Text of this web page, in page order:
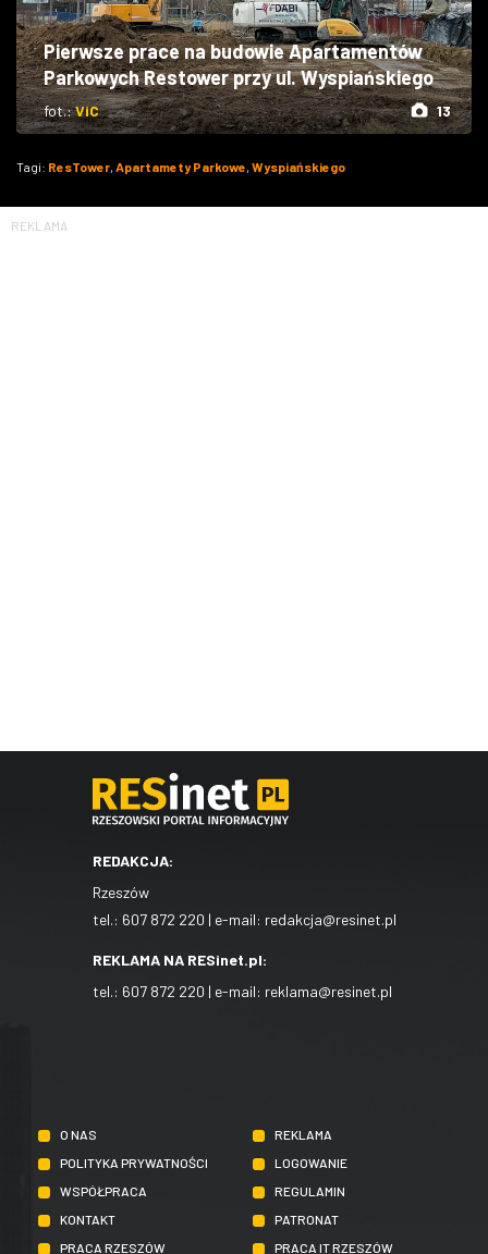
Pierwsze prace na budowie Apartamentów
Parkowych Restower przy ul. Wyspiańskiego
fot.:ViC 13
Tagi: ResTower Apartamety Parkowe Wyspiańskiego
REKLAMA
REDAKCJA:
Rzeszów
tel.: 607 872 220 | e-mail: redakcja@resinet.pl
REKLAMA NA RESinet.pl:
tel.: 607 872 220 | e-mail: reklama@resinet.pl
O NAS
REKLAMA
POLITYKA PRYWATNOŚCI
LOGOWANIE
WSPÓŁPRACA
REGULAMIN
KONTAKT
PATRONAT
PRACA RZESZÓW
PRACA IT RZESZÓW